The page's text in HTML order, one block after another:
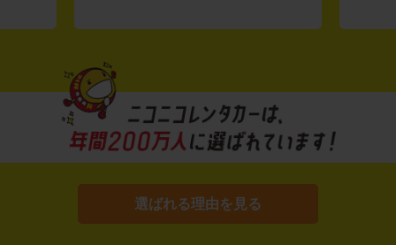
選ばれる理由を見る